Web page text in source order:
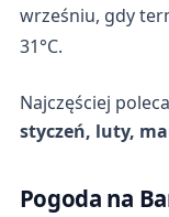
wrześniu, gdy
31°C.
Najczęściej
styczeń, luty,
Pogoda na